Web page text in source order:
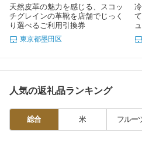
天然皮革の魅力を感じる、スコッ
チグレインの革靴を店舗でじっく
り選べるご利用引換券
東京都墨田区
人気の返礼品ランキング
総合 米 フルー